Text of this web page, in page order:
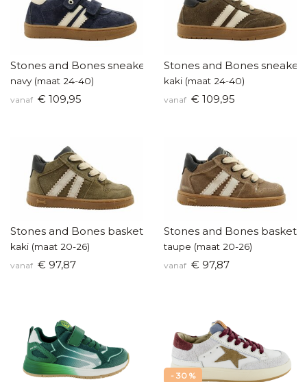
Stones and Bones sneakers
navy (maat 24-40)
vanaf € 109,95
Stones and Bones sneakers
kaki (maat 24-40)
vanaf € 109,95
Stones and Bones baskettertje
kaki (maat 20-26)
vanaf € 97,87
Stones and Bones
taupe (maat 20-26)
vanaf € 97,87
- 30 %